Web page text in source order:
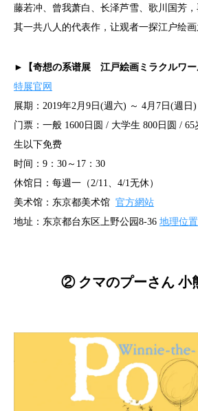
藤若冲、曾我萧白、长泽芦雪、歌川国芳
其一共八人的代表作，让观者一探江户绘画
►【奇想の系谱展 江戸絵画ミラクルワー
特展官网
展期：2019年2月9日(週六) ～ 4月7日(週日)
门票：一般 1600日圆 / 大学生 800日圆 /
生以下免费
时间：9：30～17：30
休馆日：每週一（2/11、4/1无休）
美术馆：东京都美术馆 官方網站
地址：东京都台东区上野公园8-36 地理位置
② クマのプーさん 小